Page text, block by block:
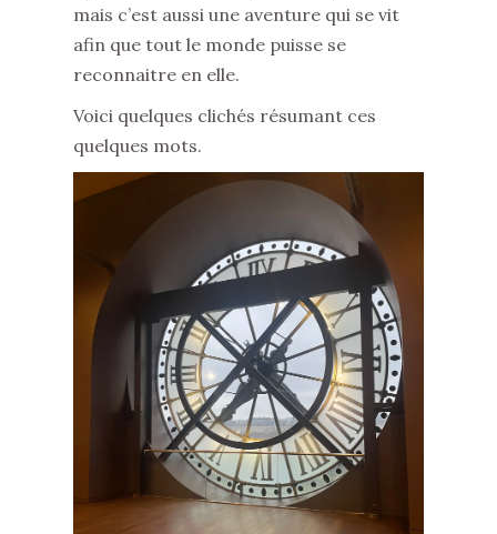
mais c’est aussi une aventure qui se vit
afin que tout le monde puisse se
reconnaitre en elle.
Voici quelques clichés résumant ces
quelques mots.